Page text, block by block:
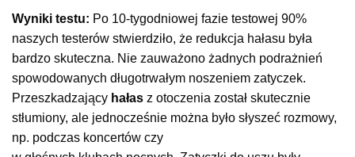
Wyniki testu: Po 10-tygodniowej fazie testowej 90%
naszych testerów stwierdziło, że redukcja hałasu była
bardzo skuteczna. Nie zauważono żadnych podrażnień
spowodowanych długotrwałym noszeniem zatyczek.
Przeszkadzający hałas z otoczenia został skutecznie
stłumiony, ale jednocześnie można było słyszeć rozmowy,
np. podczas koncertów czy